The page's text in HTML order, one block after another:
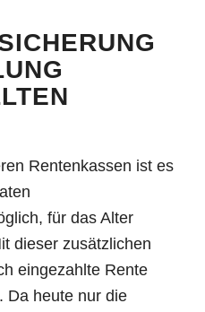
Rentenkassen ist es
für das Alter
dieser zusätzlichen
eingezahlte Rente
Da heute nur die